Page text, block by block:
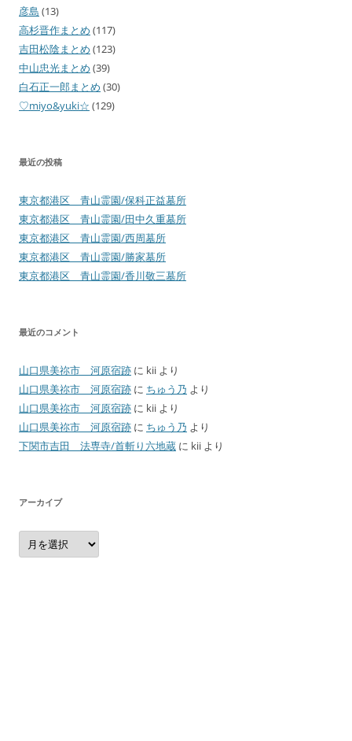
彦島 (13)
高杉晋作まとめ (117)
吉田松陰まとめ (123)
中山忠光まとめ (39)
白石正一郎まとめ (30)
♡miyo&yuki☆ (129)
最近の投稿
東京都港区 青山霊園/保科正益墓所
東京都港区 青山霊園/田中久重墓所
東京都港区 青山霊園/西周墓所
東京都港区 青山霊園/勝家墓所
東京都港区 青山霊園/香川敬三墓所
最近のコメント
山口県美祢市 河原宿跡 に kii より
山口県美祢市 河原宿跡 に ちゅう乃 より
山口県美祢市 河原宿跡 に kii より
山口県美祢市 河原宿跡 に ちゅう乃 より
下関市吉田 法専寺/首斬り六地蔵 に kii より
アーカイブ
ア
ー
カ